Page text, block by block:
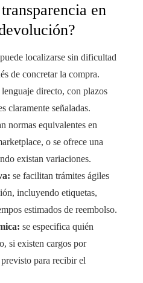
en
localizarse sin dificultad
de concretar la compra.
directo, con plazos
claramente señaladas.
normas equivalentes en
o se ofrece una
existan variaciones.
se facilitan trámites ágiles
incluyendo etiquetas,
estimados de reembolso.
se especifica quién
si existen cargos por
para recibir el